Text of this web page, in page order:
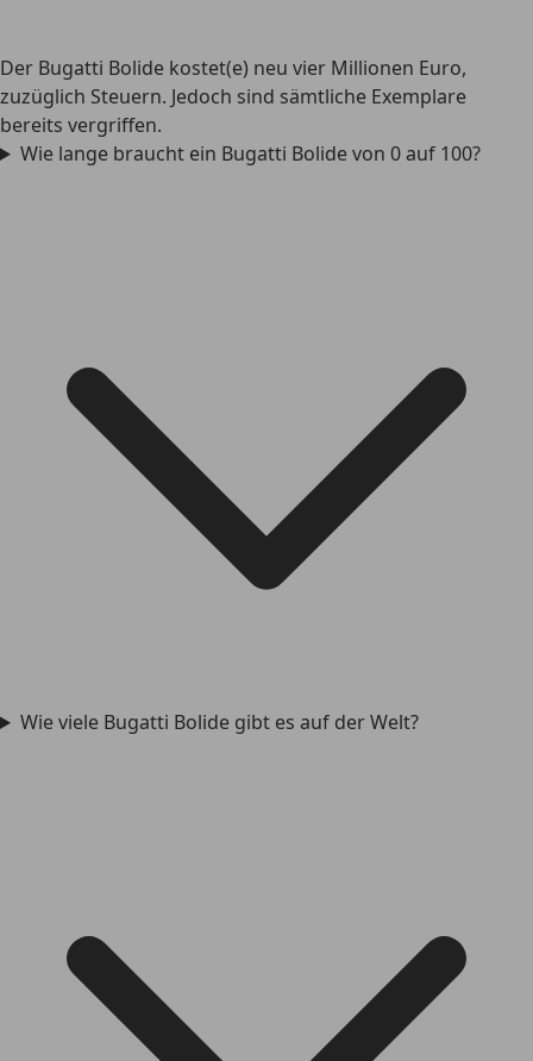
Der Bugatti Bolide kostet(e) neu vier Millionen Euro,
zuzüglich Steuern. Jedoch sind sämtliche Exemplare
bereits vergriffen.
Wie lange braucht ein Bugatti Bolide von 0 auf 100?
Wie viele Bugatti Bolide gibt es auf der Welt?